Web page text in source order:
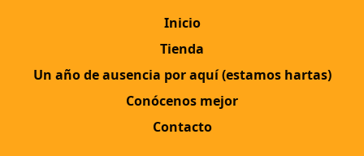
Inicio
Tienda
Un año de ausencia por aquí (estamos hartas)
Conócenos mejor
Contacto